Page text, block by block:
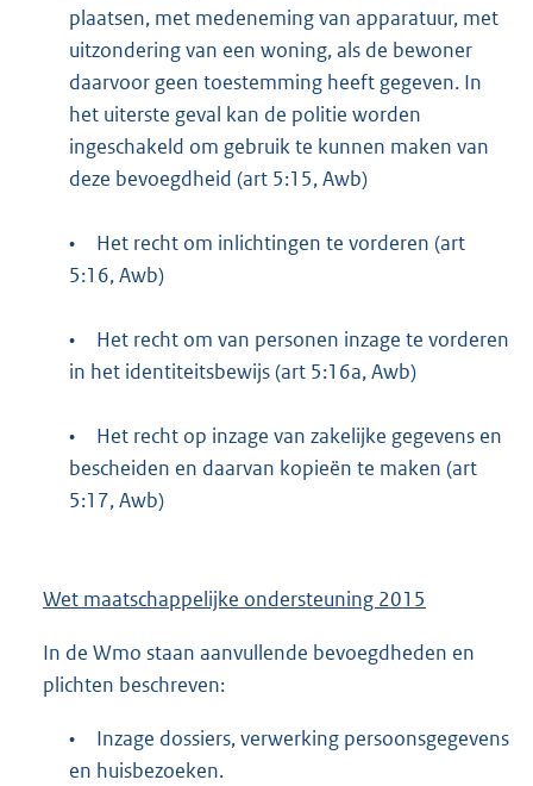
plaatsen, met medeneming van apparatuur, met
uitzondering van een woning, als de bewoner
daarvoor geen toestemming heeft gegeven. In
het uiterste geval kan de politie worden
ingeschakeld om gebruik te kunnen maken van
deze bevoegdheid (art 5:15, Awb)
•
Het recht om inlichtingen te vorderen (art
5:16, Awb)
•
Het recht om van personen inzage te vorderen
in het identiteitsbewijs (art 5:16a, Awb)
•
Het recht op inzage van zakelijke gegevens en
bescheiden en daarvan kopieën te maken (art
5:17, Awb)
Wet maatschappelijke ondersteuning 2015
In de Wmo staan aanvullende bevoegdheden en
plichten beschreven:
•
Inzage dossiers, verwerking persoonsgegevens
en huisbezoeken.